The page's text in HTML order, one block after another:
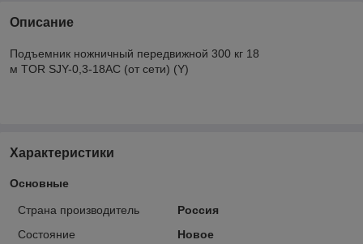
Описание
Подъемник ножничный передвижной 300 кг 18
м TOR SJY-0,3-18AC (от сети) (Y)
Характеристики
Основные
Страна производитель
Россия
Состояние
Новое